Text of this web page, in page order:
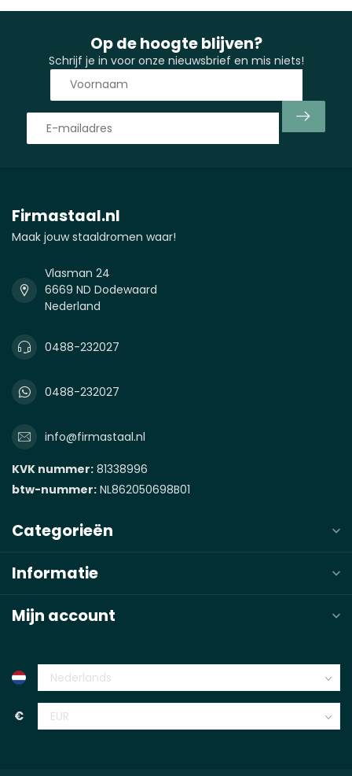
Op de hoogte blijven?
Schrijf je in voor onze nieuwsbrief en mis niets!
Firmastaal.nl
Maak jouw staaldromen waar!
Vlasman 24
6669 ND Dodewaard
Nederland
0488-232027
0488-232027
info@firmastaal.nl
KVK nummer: 81338996
btw-nummer: NL862050698B01
Categorieën
Informatie
Mijn account
€